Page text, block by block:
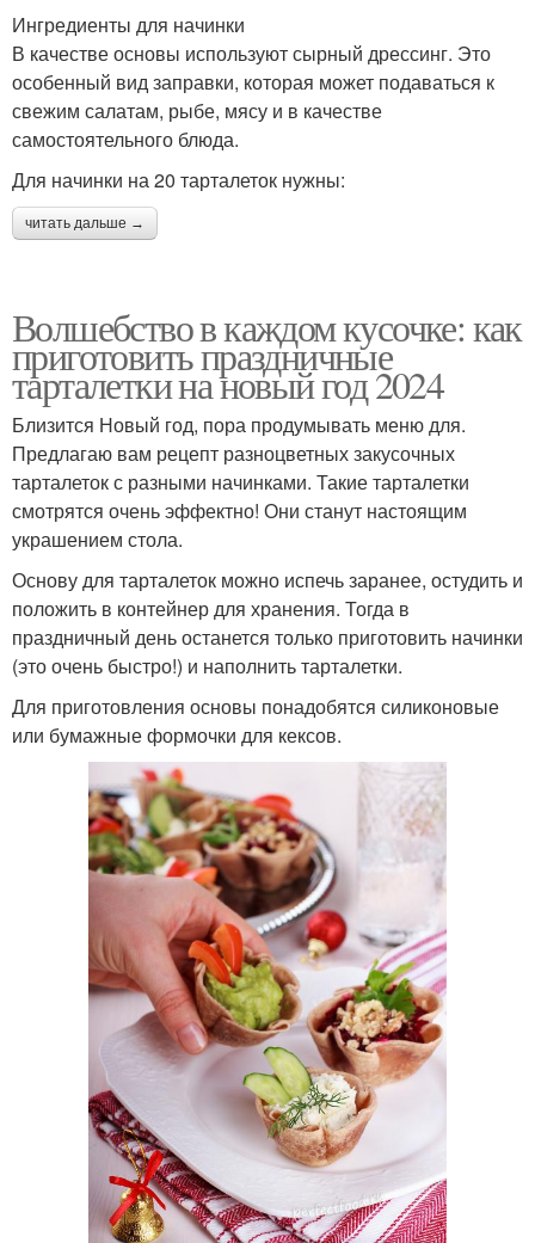
Ингредиенты для начинки
В качестве основы используют сырный дрессинг. Это
особенный вид заправки, которая может подаваться к
свежим салатам, рыбе, мясу и в качестве
самостоятельного блюда.
Для начинки на 20 тарталеток нужны:
читать дальше →
Волшебство в каждом кусочке: как
приготовить праздничные
тарталетки на новый год 2024
Близится Новый год, пора продумывать меню для.
Предлагаю вам рецепт разноцветных закусочных
тарталеток с разными начинками. Такие тарталетки
смотрятся очень эффектно! Они станут настоящим
украшением стола.
Основу для тарталеток можно испечь заранее, остудить и
положить в контейнер для хранения. Тогда в
праздничный день останется только приготовить начинки
(это очень быстро!) и наполнить тарталетки.
Для приготовления основы понадобятся силиконовые
или бумажные формочки для кексов.